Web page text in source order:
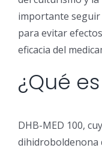
importante seguir
para evitar
eficacia del
¿Qué es
DHB-MED 100,
dihidroboldenona